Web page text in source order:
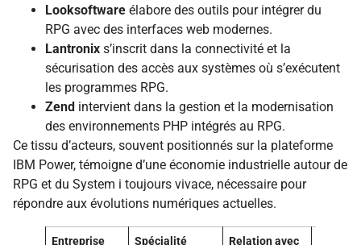
Looksoftware élabore des outils pour intégrer du
RPG avec des interfaces web modernes.
Lantronix s’inscrit dans la connectivité et la
sécurisation des accès aux systèmes où s’exécutent
les programmes RPG.
Zend intervient dans la gestion et la modernisation
des environnements PHP intégrés au RPG.
Ce tissu d’acteurs, souvent positionnés sur la plateforme
IBM Power, témoigne d’une économie industrielle autour de
RPG et du System i toujours vivace, nécessaire pour
répondre aux évolutions numériques actuelles.
Entreprise Spécialité
Relation avec